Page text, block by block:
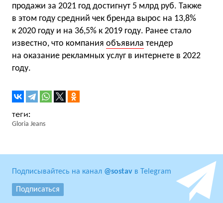
продажи за 2021 год достигнут 5 млрд руб. Также
в этом году средний чек бренда вырос на 13,8%
к 2020 году и на 36,5% к 2019 году. Ранее стало
известно, что компания объявила тендер
на оказание рекламных услуг в интернете в 2022
году.
Gloria Jeans
Подписывайтесь на канал @sostav в Telegram
Подписаться